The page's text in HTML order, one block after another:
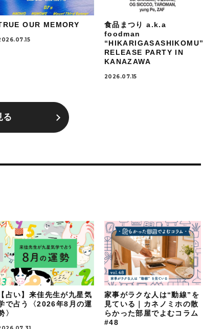
OUR MEMORY
食品まつり a.k.a
foodman
“HIKARIGASASHIKOMU”
RELEASE PARTY IN
KANAZAWA
2026.07.15
る
【占い】来佳先生が九星気
で占う〈2026年8月の運
〉
家事がラクな人は“動線”を
見ている｜カネノミホの散
らかった部屋でよむコラム
#48